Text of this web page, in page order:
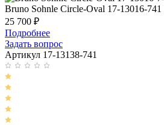
Bruno Sohnle Circle-Oval 17-13016-741
25 700 ₽
Подробнее
Задать вопрос
Артикул 17-13138-741